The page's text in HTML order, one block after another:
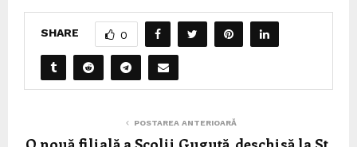
SHARE 0
POSTAREA ANTERIOARĂ